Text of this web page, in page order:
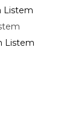
Listem
Listem